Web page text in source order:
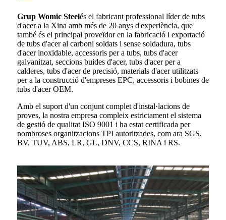
Grup Womic Steelés el fabricant professional líder de tubs
d'acer a la Xina amb més de 20 anys d'experiència, que
també és el principal proveïdor en la fabricació i exportació
de tubs d'acer al carboni soldats i sense soldadura, tubs
d'acer inoxidable, accessoris per a tubs, tubs d'acer
galvanitzat, seccions buides d'acer, tubs d'acer per a
calderes, tubs d'acer de precisió, materials d'acer utilitzats
per a la construcció d'empreses EPC, accessoris i bobines de
tubs d'acer OEM.
Amb el suport d'un conjunt complet d'instal·lacions de
proves, la nostra empresa compleix estrictament el sistema
de gestió de qualitat ISO 9001 i ha estat certificada per
nombroses organitzacions TPI autoritzades, com ara SGS,
BV, TUV, ABS, LR, GL, DNV, CCS, RINA i RS.